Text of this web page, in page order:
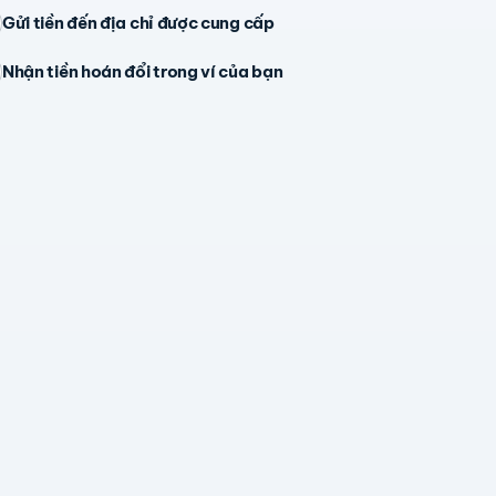
Gửi tiền đến địa chỉ được cung cấp
Nhận tiền hoán đổi trong ví của bạn